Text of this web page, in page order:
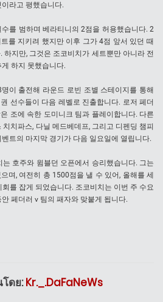
라고 평했습니다.
를 범하며 베라티니의 2점을 허용했습니다. 2
를 지키려 했지만 이후 그가 4점 앞서 있던 때
지만, 그것은 조코비치가 세트뿐만 아니라 전
하지 못했습니다.
이 출전해 라운드 로빈 조별 스테이지를 통해
선수들이 다음 레벨로 진출합니다. 로저 페더
조에 속한 도미니크 팀과 플레이합니다. 다른
치파스, 다닐 메드베데프, 그리고 디펜딩 챔피
트의 마지막 경기가 다음 일요일에 열립니다.
호주와 윔블던 오픈에서 승리했습니다. 그는
며, 여전히 총 1500점을 낼 수 있어, 올해를 세
를 잡게 되었습니다. 조코비치는 이번 주 수요
페더러 v 팀의 패자와 맞붙게 됩니다.
โดย:Kr._.DaFaNeWs